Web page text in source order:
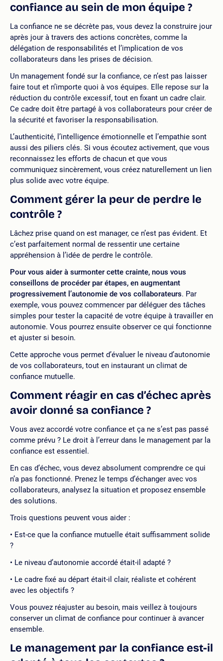
confiance au sein de mon équipe ?
La confiance ne se décrète pas, vous devez la construire jour
après jour à travers des actions concrètes, comme la
délégation de responsabilités et l’implication de vos
collaborateurs dans les prises de décision.
Un management fondé sur la confiance, ce n’est pas laisser
faire tout et n’importe quoi à vos équipes. Elle repose sur la
réduction du contrôle excessif, tout en fixant un cadre clair.
Ce cadre doit être partagé à vos collaborateurs pour créer de
la sécurité et favoriser la responsabilisation.
L’authenticité, l’intelligence émotionnelle et l’empathie sont
aussi des piliers clés. Si vous écoutez activement, que vous
reconnaissez les efforts de chacun et que vous
communiquez sincèrement, vous créez naturellement un lien
plus solide avec votre équipe.
Comment gérer la peur de perdre le
contrôle ?
Lâchez prise quand on est manager, ce n’est pas évident. Et
c’est parfaitement normal de ressentir une certaine
appréhension à l’idée de perdre le contrôle.
Pour vous aider à surmonter cette crainte, nous vous
conseillons de procéder par étapes, en augmentant
progressivement l’autonomie de vos collaborateurs. Par
exemple, vous pouvez commencer par déléguer des tâches
simples pour tester la capacité de votre équipe à travailler en
autonomie. Vous pourrez ensuite observer ce qui fonctionne
et ajuster si besoin.
Cette approche vous permet d’évaluer le niveau d’autonomie
de vos collaborateurs, tout en instaurant un climat de
confiance mutuelle.
Comment réagir en cas d’échec après
avoir donné sa confiance ?
Vous avez accordé votre confiance et ça ne s’est pas passé
comme prévu ? Le droit à l’erreur dans le management par la
confiance est essentiel.
En cas d’échec, vous devez absolument comprendre ce qui
n’a pas fonctionné. Prenez le temps d’échanger avec vos
collaborateurs, analysez la situation et proposez ensemble
des solutions.
Trois questions peuvent vous aider :
Est-ce que la confiance mutuelle était suffisamment solide
?
Le niveau d’autonomie accordé était-il adapté ?
Le cadre fixé au départ était-il clair, réaliste et cohérent
avec les objectifs ?
Vous pouvez réajuster au besoin, mais veillez à toujours
conserver un climat de confiance pour continuer à avancer
ensemble.
Le management par la confiance est-il